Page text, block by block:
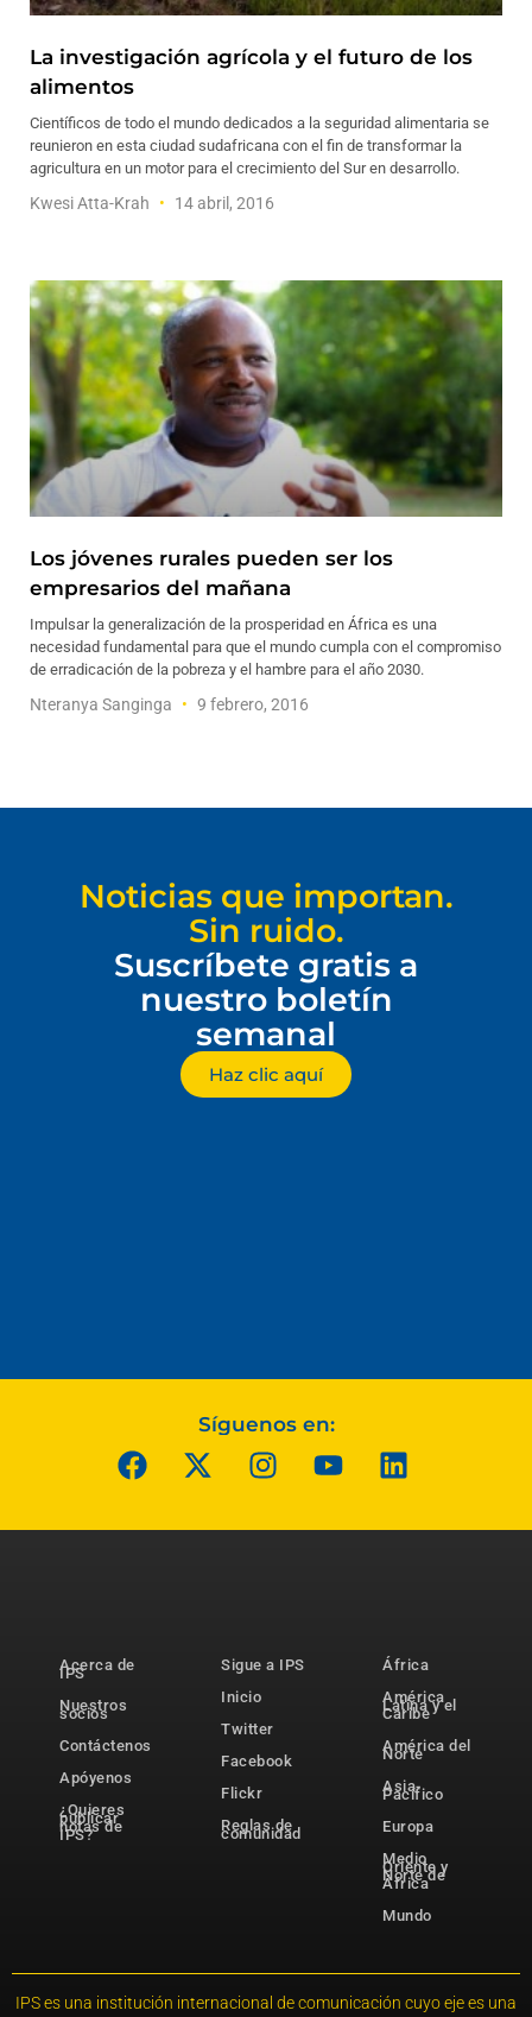
La investigación agrícola y el futuro de los
alimentos
Científicos de todo el mundo dedicados a la seguridad alimentaria se
reunieron en esta ciudad sudafricana con el fin de transformar la
agricultura en un motor para el crecimiento del Sur en desarrollo.
Kwesi Atta-Krah 14 abril, 2016
Los jóvenes rurales pueden ser los
empresarios del mañana
Impulsar la generalización de la prosperidad en África es una
necesidad fundamental para que el mundo cumpla con el compromiso
de erradicación de la pobreza y el hambre para el año 2030.
Nteranya Sanginga 9 febrero, 2016
Noticias que importan.
Sin ruido.
Suscríbete gratis a
nuestro boletín
semanal
Haz clic aquí
Síguenos en:
Acerca de
IPS
Nuestros
socios
Contáctenos
Apóyenos
¿Quieres
publicar
notas de
IPS?
Sigue a IPS
Inicio
Twitter
Facebook
Flickr
Reglas de
comunidad
África
América
Latina y el
Caribe
América del
Norte
Asia-
Pacífico
Europa
Medio
Oriente y
Norte de
África
Mundo
IPS es una institución internacional de comunicación cuyo eje es una